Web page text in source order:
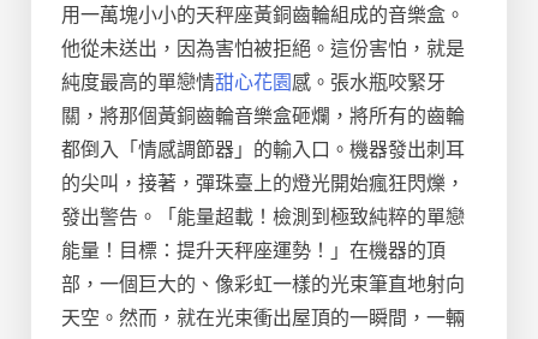
用一萬塊小小的天秤座黃銅齒輪組成的音樂盒。
他從未送出，因為害怕被拒絕。這份害怕，就是
純度最高的單戀情甜心花園感。張水瓶咬緊牙
關，將那個黃銅齒輪音樂盒砸爛，將所有的齒輪
都倒入「情感調節器」的輸入口。機器發出刺耳
的尖叫，接著，彈珠臺上的燈光開始瘋狂閃爍，
發出警告。「能量超載！檢測到極致純粹的單戀
能量！目標：提升天秤座運勢！」在機器的頂
部，一個巨大的、像彩虹一樣的光束筆直地射向
天空。然而，就在光束衝出屋頂的一瞬間，一輛